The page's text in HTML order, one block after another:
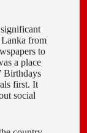
from
to
a place
Birthdays
first. It
social